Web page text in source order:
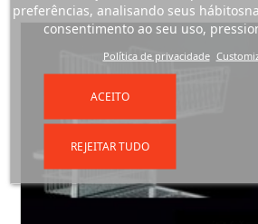
preferências, analisando seus
consentimento ao seu uso,
Política de privacidade
REJEITAR TUDO
ACEITO